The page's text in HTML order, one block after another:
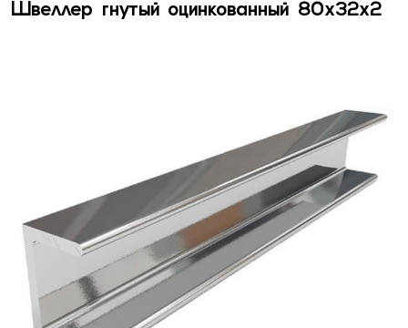
Швеллер гнутый оцинкованный 80х32х2